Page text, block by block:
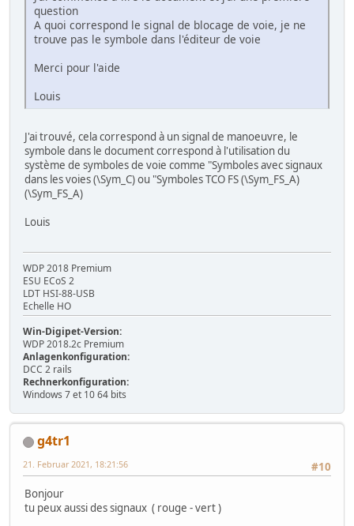
question
A quoi correspond le signal de blocage de voie, je ne
trouve pas le symbole dans l'éditeur de voie
Merci pour l'aide
Louis
J'ai trouvé, cela correspond à un signal de manoeuvre, le
symbole dans le document correspond à l'utilisation du
système de symboles de voie comme "Symboles avec signaux
dans les voies (\Sym_C) ou "Symboles TCO FS (\Sym_FS_A)
(\Sym_FS_A)
Louis
WDP 2018 Premium
ESU ECoS 2
LDT HSI-88-USB
Echelle HO
Win-Digipet-Version:
WDP 2018.2c Premium
Anlagenkonfiguration:
DCC 2 rails
Rechnerkonfiguration:
Windows 7 et 10 64 bits
g4tr1
#10
21. Februar 2021, 18:21:56
Bonjour
tu peux aussi des signaux ( rouge - vert )